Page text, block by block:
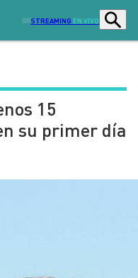
STREAMING EN VIVO
Actualidad
15
su primer día